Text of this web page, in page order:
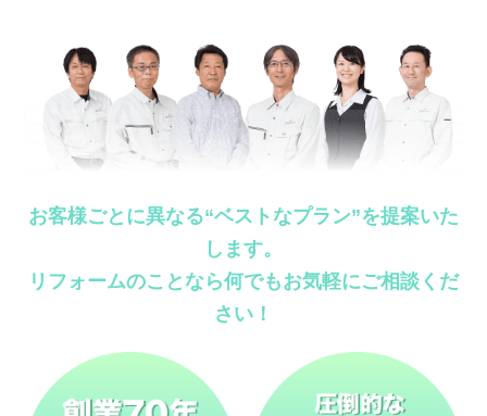
お客様ごとに異なる“ベストなプラン”を提案いた
します。
リフォームのことなら何でもお気軽にご相談くだ
さい！